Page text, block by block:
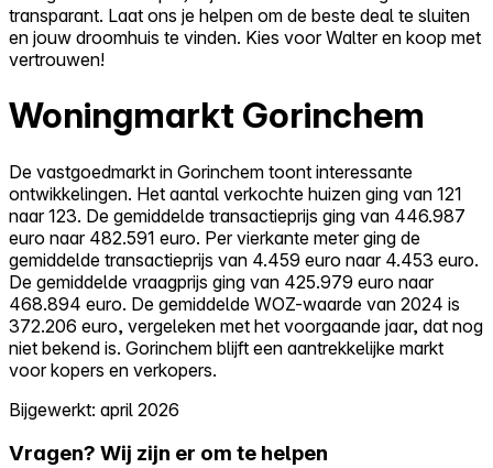
transparant. Laat ons je helpen om de beste deal te sluiten
en jouw droomhuis te vinden. Kies voor Walter en koop met
vertrouwen!
Woningmarkt Gorinchem
De vastgoedmarkt in Gorinchem toont interessante
ontwikkelingen. Het aantal verkochte huizen ging van 121
naar 123. De gemiddelde transactieprijs ging van 446.987
euro naar 482.591 euro. Per vierkante meter ging de
gemiddelde transactieprijs van 4.459 euro naar 4.453 euro.
De gemiddelde vraagprijs ging van 425.979 euro naar
468.894 euro. De gemiddelde WOZ-waarde van 2024 is
372.206 euro, vergeleken met het voorgaande jaar, dat nog
niet bekend is. Gorinchem blijft een aantrekkelijke markt
voor kopers en verkopers.
Bijgewerkt: april 2026
Vragen? Wij zijn er om te helpen